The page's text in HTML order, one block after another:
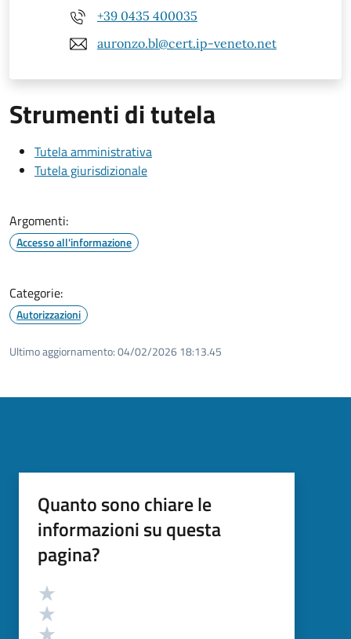
+39 0435 400035
auronzo.bl@cert.ip-veneto.net
Strumenti di tutela
Tutela amministrativa
Tutela giurisdizionale
Argomenti:
Accesso all'informazione
Categorie:
Autorizzazioni
Ultimo aggiornamento:04/02/2026 18:13.45
Quanto sono chiare le
informazioni su questa
pagina?
Valutazione